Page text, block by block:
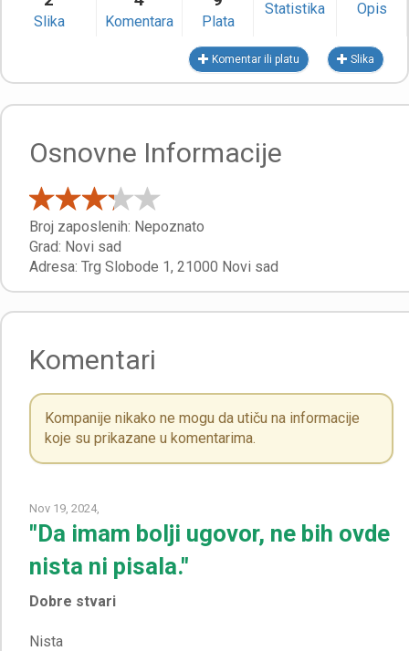
Slika Komentara Plata
Statistika Opis
Komentar ili platu Slika
Osnovne Informacije
Broj zaposlenih: Nepoznato
Grad: Novi sad
Adresa: Trg Slobode 1, 21000 Novi sad
Komentari
Kompanije nikako ne mogu da utiču na informacije
koje su prikazane u komentarima.
Nov 19, 2024,
"Da imam bolji ugovor, ne bih ovde
nista ni pisala."
Dobre stvari